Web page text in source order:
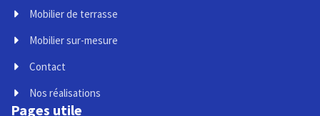
Mobilier de terrasse
Mobilier sur-mesure
Contact
Nos réalisations
Pages utile